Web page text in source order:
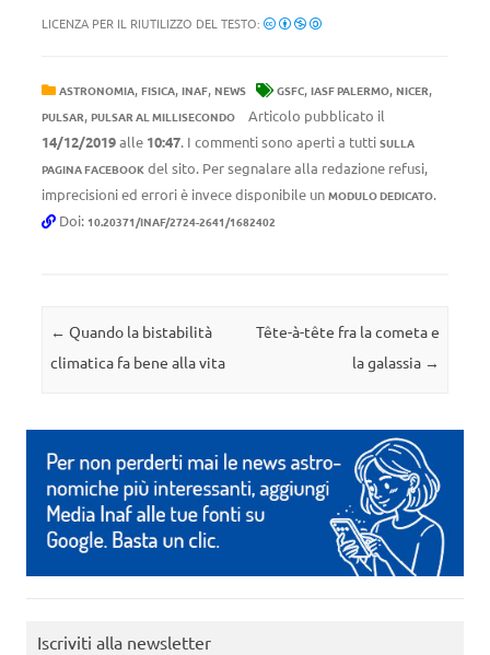
LICENZA PER IL RIUTILIZZO DEL TESTO:
ASTRONOMIA, FISICA, INAF, NEWS GSFC, IASF PALERMO, NICER,
PULSAR, PULSAR AL MILLISECONDO
Articolo pubblicato il
14/12/2019alle 10:47. I commenti sono aperti a tutti SULLA
PAGINA FACEBOOK del sito. Per segnalare alla redazione refusi,
imprecisioni ed errori è invece disponibile un MODULO DEDICATO.
Doi: 10.20371/INAF/2724-2641/1682402
Navigazione articolo
← Quando la bistabilità
climatica fa bene alla vita
Tête-à-tête fra la cometa e
la galassia →
Iscriviti alla newsletter